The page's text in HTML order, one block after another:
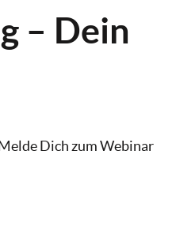
– Dein
Dich zum Webinar